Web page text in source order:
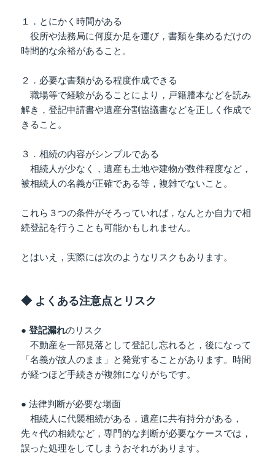
１．とにかく時間がある
役所や法務局に何度か足を運び，書類を集めるだけの
時間的な余裕があること。
２．必要な書類がある程度作成できる
職場等で経験があることにより，戸籍謄本などを読み
解き，登記申請書や遺産分割協議書などを正しく作成で
きること。
３．相続の内容がシンプルである
相続人が少なく，遺産も土地や建物が数件程度など，
被相続人の名義が正確である等，複雑でないこと。
これら３つの条件がそろっていれば，なんとか自力で相
続登記を行うことも可能かもしれません。
とはいえ，実際には次のようなリスクもあります。
◆ よくある注意点とリスク
●登記漏れのリスク
不動産を一部見落として登記し忘れると，後になって
「名義が故人のまま」と発覚することがあります。時間
が経つほど手続きが複雑になりがちです。
● 法律判断が必要な場面
相続人に代襲相続がある，遺産に共有持分がある，
先々代の相続など，専門的な判断が必要なケースでは，
誤った処理をしてしまうおそれがあります。